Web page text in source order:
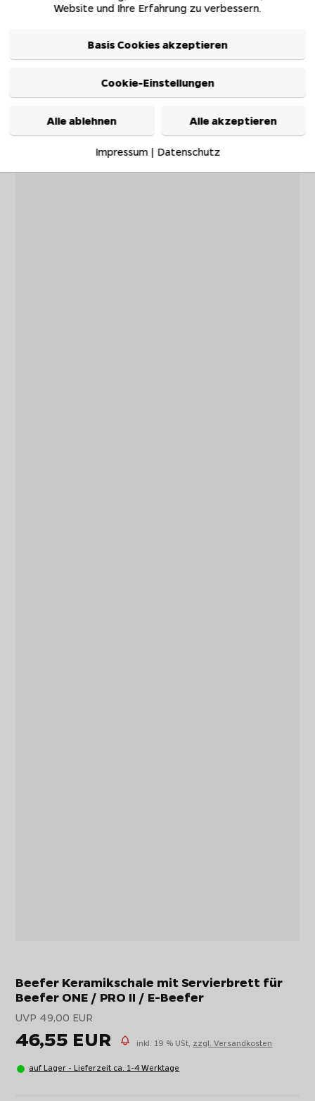
Beefer Keramikschale mit Servierbrett für
Beefer ONE / PRO II / E-Beefer
UVP 49,00 EUR
46,55 EUR inkl. 19 % USt, zzgl. Versandkosten
auf Lager - Lieferzeit ca. 1-4 Werktage
Website und Ihre Erfahrung zu verbessern.
Basis Cookies akzeptieren
Cookie-Einstellungen
Alle ablehnen Alle akzeptieren
Impressum| Datenschutz